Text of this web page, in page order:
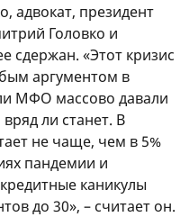
адвокат, президент
Головко и
сдержан. «Этот кризис
аргументом в
МФО массово давали
ли станет. В
не чаще, чем в 5%
пандемии и
каникулы
до 30», – считает он.